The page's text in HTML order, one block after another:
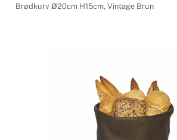
Brødkurv Ø20cm H15cm, Vintage Brun